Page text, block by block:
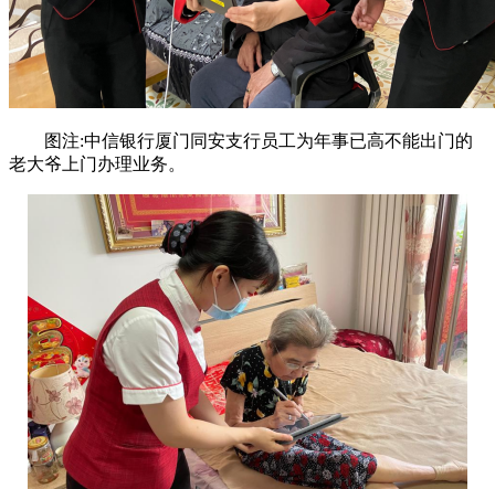
图注:中信银行厦门同安支行员工为年事已高不能出门的
老大爷上门办理业务。